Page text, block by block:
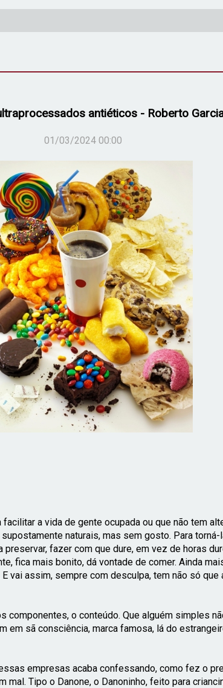
antiéticos - Roberto
01/03/2024 00:00
a vida de gente ocupada ou que não tem
naturais, mas sem gosto. Para
preservar, fazer com que dure, em vez de horas
fica mais bonito, dá vontade de comer. Ainda
vai assim, sempre com desculpa, tem não só que
componentes, o conteúdo. Que alguém simples
em sã consciência, marca famosa, lá do
empresas acaba confessando, como fez o
Tipo o Danone, o Danoninho, feito para